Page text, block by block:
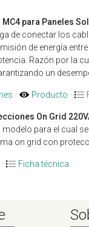
MC4 para Paneles
de conectar los
de energía
Razón por la
un
· Producto ·
On Grid
modelo para el cual
on grid con
· Ficha técnica